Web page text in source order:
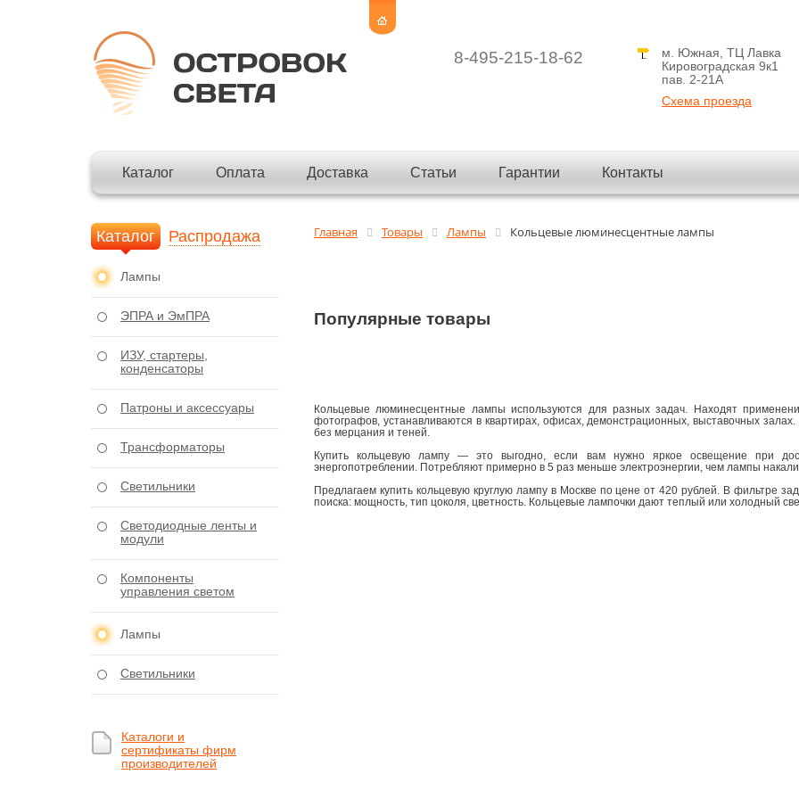
8-495-215-18-62
м. Южная, ТЦ Лавка
Кировоградская 9к1
пав. 2-21A
Схема проезда
Каталог Оплата Доставка Статьи Гарантии Контакты
Главная Товары Лампы Кольцевые люминесцентные лампы
Популярные товары
Кольцевые люминесцентные лампы используются для разных задач. Находят
фотографов, устанавливаются в квартирах, офисах, демонстрационных, выставочных
без мерцания и теней.
Купить кольцевую лампу — это выгодно, если вам нужно яркое освещение при
энергопотреблении. Потребляют примерно в 5 раз меньше электроэнергии, чем лампы
Предлагаем купить кольцевую круглую лампу в Москве по цене от 420 рублей. В фильтре
поиска: мощность, тип цоколя, цветность. Кольцевые лампочки дают теплый или холодный
Каталог Распродажа
Лампы
ЭПРА и ЭмПРА
ИЗУ, стартеры,
конденсаторы
Патроны и аксессуары
Трансформаторы
Светильники
Светодиодные ленты и
модули
Компоненты
управления светом
Лампы
Светильники
Каталоги и
сертификаты фирм
производителей